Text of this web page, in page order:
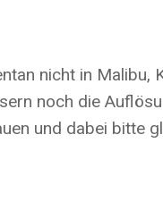
nicht in Malibu,
noch die
und dabei bitte